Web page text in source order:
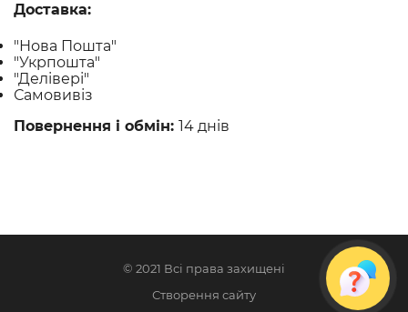
Доставка:
"Нова Пошта"
"Укрпошта"
"Делівері"
Самовивіз
Повернення і обмін: 14 днів
© 2021 Всі права захищені
Створення сайту